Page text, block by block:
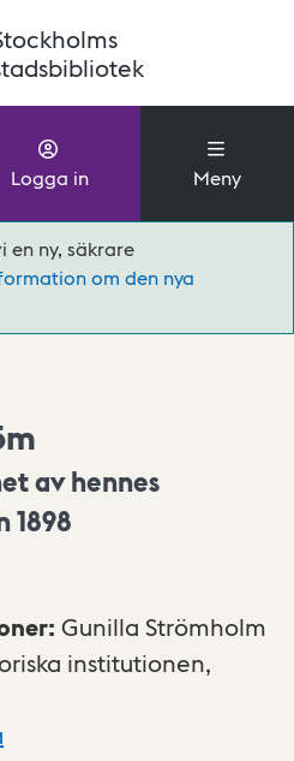
Logga in Meny
en ny, säkrare
om den nya
av hennes
1898
: Gunilla Strömholm
institutionen,